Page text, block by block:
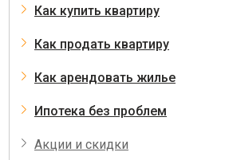
Как купить квартиру
Как продать квартиру
Как арендовать жилье
Ипотека без проблем
Акции и скидки